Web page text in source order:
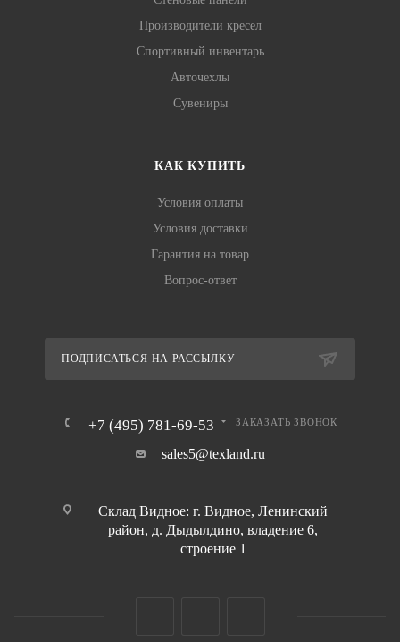
Производители кресел
Спортивный инвентарь
Авточехлы
Сувениры
КАК КУПИТЬ
Условия оплаты
Условия доставки
Гарантия на товар
Вопрос-ответ
ПОДПИСАТЬСЯ НА РАССЫЛКУ
+7 (495) 781-69-53 ЗАКАЗАТЬ ЗВОНОК
sales5@texland.ru
Склад Видное: г. Видное, Ленинский
район, д. Дыдылдино, владение 6,
строение 1